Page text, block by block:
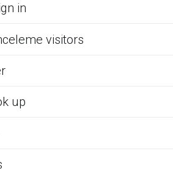
in
visitors
up